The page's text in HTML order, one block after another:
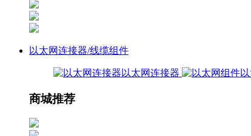
以太网连接器/线缆组件
以太网连接器
商城推荐